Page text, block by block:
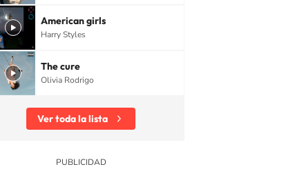
American girls
Harry Styles
The cure
Olivia Rodrigo
Ver toda la lista